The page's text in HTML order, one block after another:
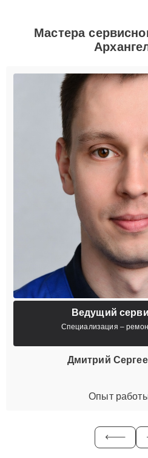
Мастера
Ведущий
Специализация –
Дмитрий
Опыт